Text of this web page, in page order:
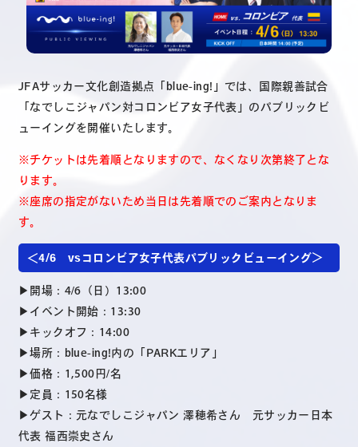
JFAサッカー文化創造拠点「blue-ing!」では、国際親善試合
「なでしこジャパン対コロンビア女子代表」のパブリックビ
ューイングを開催いたします。
※チケットは先着順となりますので、なくなり次第終了とな
ります。
※座席の指定がないため当日は先着順でのご案内となりま
す。
＜4/6 vsコロンビア女子代表パブリックビューイング＞
▶︎開場：4/6（日）13:00
▶︎イベント開始：13:30
▶︎キックオフ：14:00
▶︎場所：blue-ing!内の「PARKエリア」
▶︎価格：1,500円/名
▶︎定員：150名様
▶︎ゲスト： 元なでしこジャパン 澤穂希さん 元サッカー日本
代表 福西崇史さん